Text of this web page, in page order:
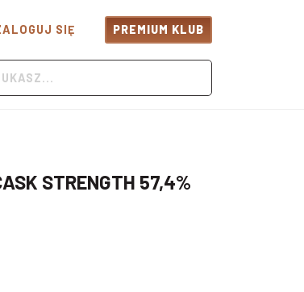
SIĘ PREMIUM KLUB
STRENGTH 57,4%